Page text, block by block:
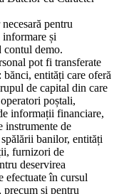
pentru
și
contul demo.
pot fi transferate
entități care oferă
de capital din care
poștali,
informații financiare,
instrumente de
banilor, entități
furnizori de
deservirea
efectuate în cursul
și pentru